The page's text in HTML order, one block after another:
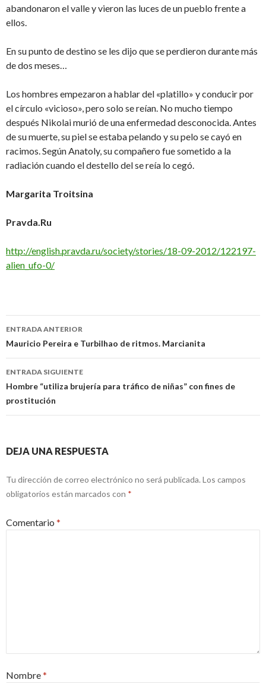
abandonaron el valle y vieron las luces de un pueblo frente a
ellos.
En su punto de destino se les dijo que se perdieron durante más
de dos meses…
Los hombres empezaron a hablar del «platillo» y conducir por
el círculo «vicioso», pero solo se reían. No mucho tiempo
después Nikolai murió de una enfermedad desconocida. Antes
de su muerte, su piel se estaba pelando y su pelo se cayó en
racimos. Según Anatoly, su compañero fue sometido a la
radiación cuando el destello del se reía lo cegó.
Margarita Troitsina
Pravda.Ru
http://english.pravda.ru/society/stories/18-09-2012/122197-
alien_ufo-0/
Navegación
de
entradas
ENTRADA ANTERIOR
Mauricio Pereira e Turbilhao de ritmos. Marcianita
ENTRADA SIGUIENTE
Hombre “utiliza brujería para tráfico de niñas” con fines de
prostitución
DEJA UNA RESPUESTA
Tu dirección de correo electrónico no será publicada. Los campos
obligatorios están marcados con *
Comentario *
Nombre*